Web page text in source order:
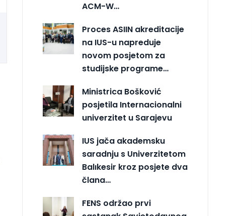
ACM-W…
Proces ASIIN akreditacije
na IUS-u napreduje
novom posjetom za
studijske programe…
Ministrica Bošković
posjetila Internacionalni
univerzitet u Sarajevu
IUS jača akademsku
saradnju s Univerzitetom
Balıkesir kroz posjete dva
člana…
FENS održao prvi